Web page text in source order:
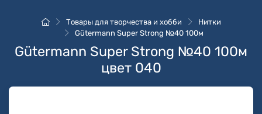
Товары для творчества и хобби
Нитки
Gütermann Super Strong №40 100м
Gütermann Super Strong №40 100м
цвет 040